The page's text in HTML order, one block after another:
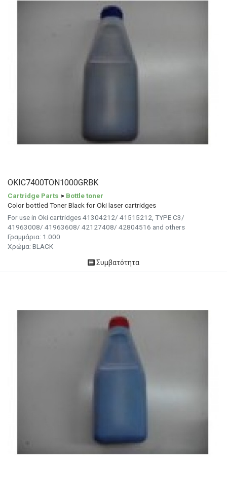
OKIC7400TON1000GRBK
Cartridge Parts > Bottle toner
Color bottled Toner Black for Oki laser cartridges
For use in Oki cartridges 41304212/ 41515212, TYPE C3/
41963008/ 41963608/ 42127408/ 42804516 and others
Γραμμάρια: 1.000
Χρώμα: BLACK
Συμβατότητα